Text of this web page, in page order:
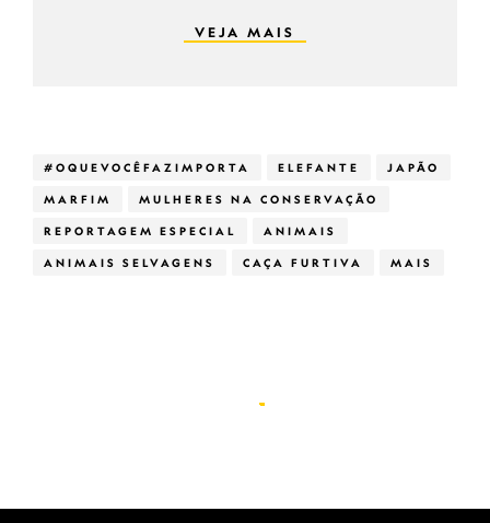
VEJA MAIS
#OQUEVOCÊFAZIMPORTA ELEFANTE JAPÃO
MARFIM MULHERES NA CONSERVAÇÃO
REPORTAGEM ESPECIAL ANIMAIS
ANIMAIS SELVAGENS CAÇA FURTIVA MAIS